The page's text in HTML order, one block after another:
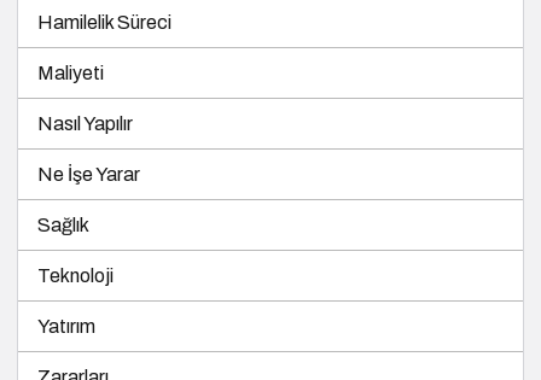
Hamilelik Süreci
Maliyeti
Nasıl Yapılır
Ne İşe Yarar
Sağlık
Teknoloji
Yatırım